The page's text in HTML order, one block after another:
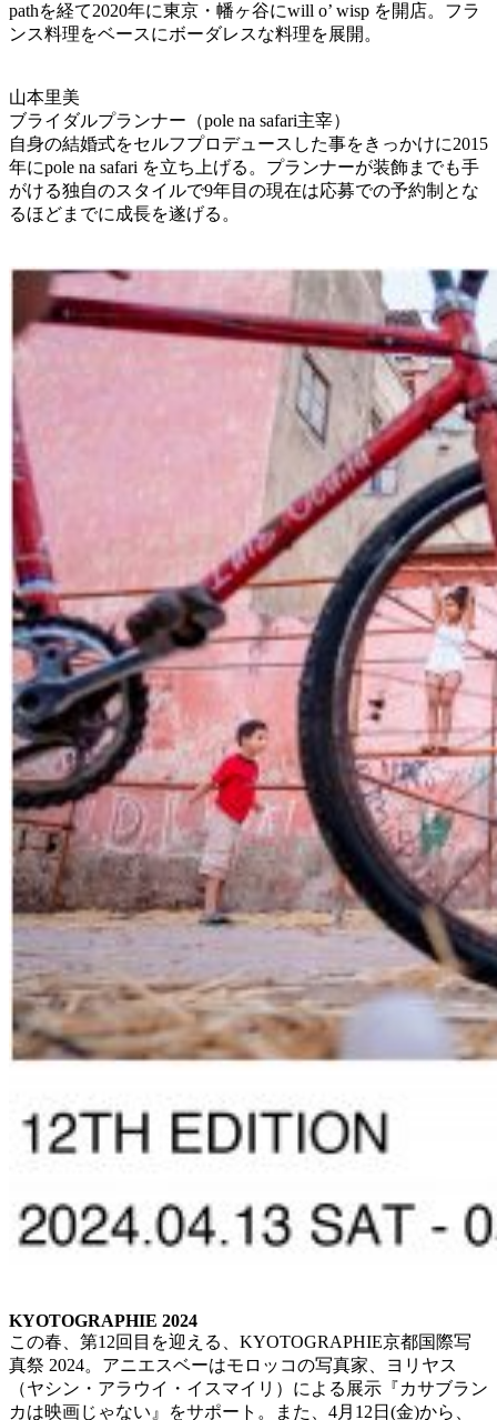
pathを経て2020年に東京・幡ヶ谷にwill o’ wisp を開店。フラ
ンス料理をベースにボーダレスな料理を展開。
山本里美
ブライダルプランナー（pole na safari主宰）
自身の結婚式をセルフプロデュースした事をきっかけに2015
年にpole na safari を立ち上げる。プランナーが装飾までも手
がける独自のスタイルで9年目の現在は応募での予約制とな
るほどまでに成長を遂げる。
KYOTOGRAPHIE 2024
この春、第12回目を迎える、KYOTOGRAPHIE京都国際写
真祭 2024。アニエスベーはモロッコの写真家、ヨリヤス
（ヤシン・アラウイ・イスマイリ）による展示『カサブラン
カは映画じゃない』をサポート。また、4月12日(金)から、